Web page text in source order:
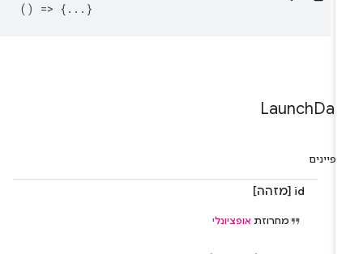
() => {...}
Launch
מחרוזתאופציונלי